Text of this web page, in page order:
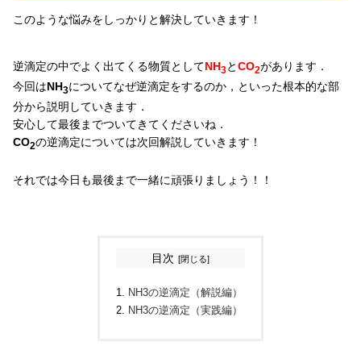
このような悩みをしっかりと解決していきます！
逆滴定の中でよく出てくる物質としてNH3とCO2があります．
今回はNH3についてなぜ逆滴定をするのか，といった根本的な部
分から説明していきます．
安心して最後までついてきてくださいね．
CO2の逆滴定については次回解説していきます！
それでは今日も最後まで一緒に頑張りましょう！！
目次
NH3の逆滴定（解説編）
NH3の逆滴定（実践編）